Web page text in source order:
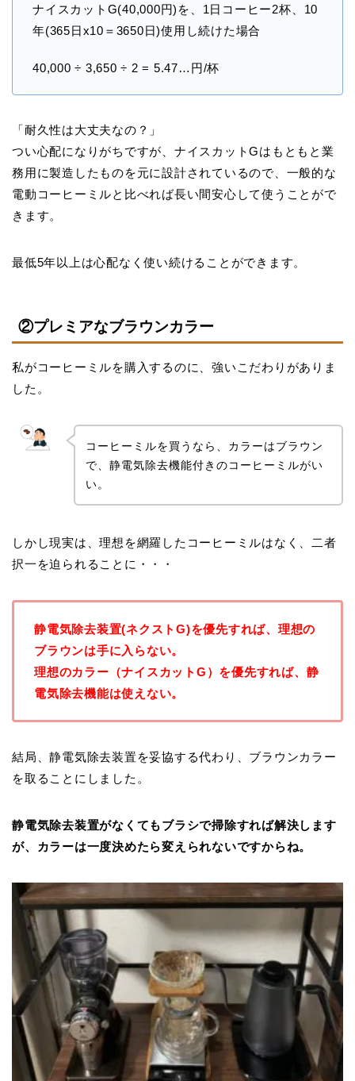
ナイスカットG(40,000円)を、1日コーヒー2杯、10
年(365日x10＝3650日)使用し続けた場合
40,000 ÷ 3,650 ÷ 2 = 5.47…円/杯
「耐久性は大丈夫なの？」
つい心配になりがちですが、ナイスカットGはもともと業
務用に製造したものを元に設計されているので、一般的な
電動コーヒーミルと比べれば長い間安心して使うことがで
きます。
最低5年以上は心配なく使い続けることができます。
②プレミアなブラウンカラー
私がコーヒーミルを購入するのに、強いこだわりがありま
した。
コーヒーミルを買うなら、カラーはブラウン
で、静電気除去機能付きのコーヒーミルがい
い。
しかし現実は、理想を網羅したコーヒーミルはなく、二者
択一を迫られることに・・・
静電気除去装置(ネクストG)を優先すれば、理想の
ブラウンは手に入らない。
理想のカラー（ナイスカットG）を優先すれば、静
電気除去機能は使えない。
結局、静電気除去装置を妥協する代わり、ブラウンカラー
を取ることにしました。
静電気除去装置がなくてもブラシで掃除すれば解決します
が、カラーは一度決めたら変えられないですからね。